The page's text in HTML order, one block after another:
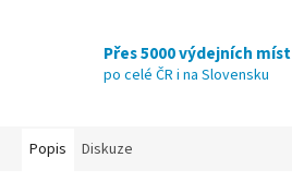
Přes 5000 výdejních míst
po celé ČR i na Slovensku
Popis Diskuze